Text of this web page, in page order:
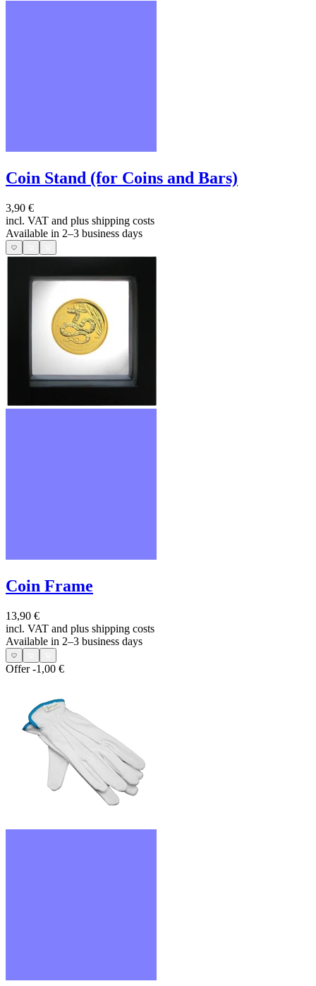
Coin Stand (for Coins and Bars)
3,90 €
incl. VAT and plus shipping costs
Available in 2–3 business days
Coin Frame
13,90 €
incl. VAT and plus shipping costs
Available in 2–3 business days
Offer-1,00 €